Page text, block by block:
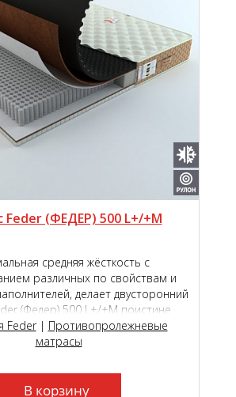
Feder (ФЕДЕР) 500 L+/+M
средняя жёсткость с
различных по свойствам и
делает двусторонний
(Федер) 500 L+/+М поистине
моделью, которая подойдёт как
так и пожилым людям.
Feder| Противопролежневые
матрасы
В корзину